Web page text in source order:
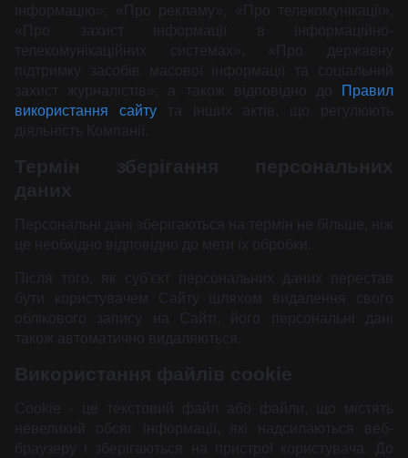
інформацію», «Про рекламу», «Про телекомунікації»,
«Про захист інформації в інформаційно-
телекомунікаційних системах», «Про державну
підтримку засобів масової інформації та соціальний
захист журналістів», а також відповідно до
Правил
використання сайтута інших актів, що регулюють
діяльність Компанії.
Термін зберігання персональних
даних
Персональні дані зберігаються на термін не більше, ніж
це необхідно відповідно до мети їх обробки.
Після того, як суб'єкт персональних даних перестав
бути користувачем Сайту шляхом видалення свого
облікового запису на Сайті, його персональні дані
також автоматично видаляються.
Використання файлів cookie
Cookie - це текстовий файл або файли, що містять
невеликий обсяг інформації, які надсилаються веб-
браузеру і зберігаються на пристрої користувача. До